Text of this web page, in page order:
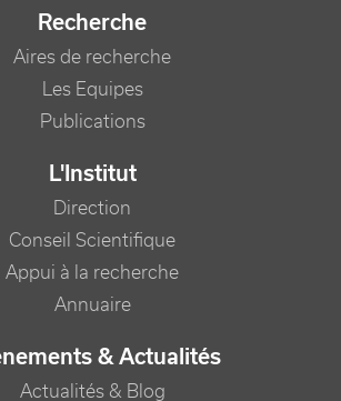
Recherche
Aires de recherche
Les Equipes
Publications
L'Institut
Direction
Conseil Scientifique
Appui à la recherche
Annuaire
& Actualités
Actualités & Blog